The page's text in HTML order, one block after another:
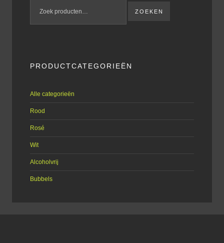
ZOEKEN
PRODUCTCATEGORIEËN
Alle categorieën
Rood
Rosé
Wit
Alcoholvrij
Bubbels